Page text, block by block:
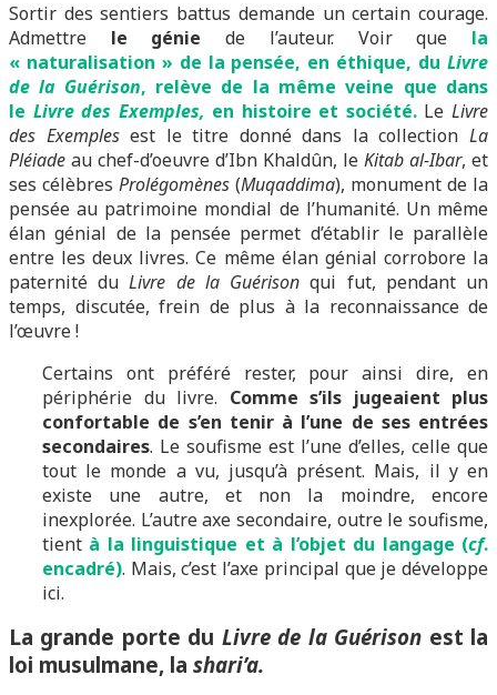
Sortir des sentiers battus demande un certain courage.
Admettre le géniede l’auteur. Voir que
la
« naturalisation » de la pensée, en éthique, du Livre
de la Guérison, relève de la même veine que dans
le Livre des Exemples, en histoire et société.LeLivre
des Exemplesest le titre donné dans la collectionLa
Pléiade au chef-d’oeuvre d’Ibn Khaldûn, le Kitab al-Ibar, et
ses célèbres Prolégomènes (Muqaddima), monument de la
pensée au patrimoine mondial de l’humanité. Un même
élan génial de la pensée permet d’établir le parallèle
entre les deux livres. Ce même élan génial corrobore la
paternité duLivre de la Guérison qui fut, pendant un
temps, discutée, frein de plus à la reconnaissance de
l’œuvre !
Certains ont préféré rester, pour ainsi dire, en
périphérie du livre. Comme s’ils jugeaient plus
confortable de s’en tenir à l’une de ses entrées
secondaires. Le soufisme est l’une d’elles, celle que
tout le monde a vu, jusqu’à présent. Mais, il y en
existe une autre, et non la moindre, encore
inexplorée. L’autre axe secondaire, outre le soufisme,
tient à la linguistique et à l’objet du langage (cf.
encadré). Mais, c’est l’axe principal que je développe
ici.
La grande porte du Livre de la Guérison est la
loi musulmane, la shari’a.